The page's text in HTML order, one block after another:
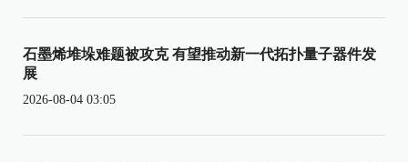
石墨烯堆垛难题被攻克 有望推动新一代拓扑量子器件发
展
2026-08-04 03:05